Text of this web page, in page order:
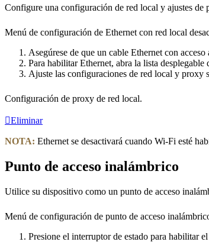
Configure una configuración de red local y ajustes
Menú de configuración de Ethernet con red local
Asegúrese de que un cable Ethernet con
Para habilitar Ethernet, abra la lista desplegable
Ajuste las configuraciones de red local y proxy
Configuración de proxy de red local.
Eliminar
NOTA: Ethernet se desactivará cuando Wi-Fi esté
Punto de acceso inalámbrico
Utilice su dispositivo como un punto de acceso
Menú de configuración de punto de acceso
Presione el interruptor de estado para habilitar el